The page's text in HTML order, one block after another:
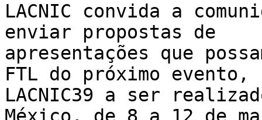
LACNIC convida a
enviar propostas de
apresentações que
FTL do próximo evento,
LACNIC39 a ser